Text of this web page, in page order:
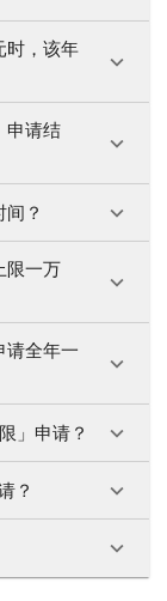
时，该年
申请结
？
限一万
请全年一
」申请？
？